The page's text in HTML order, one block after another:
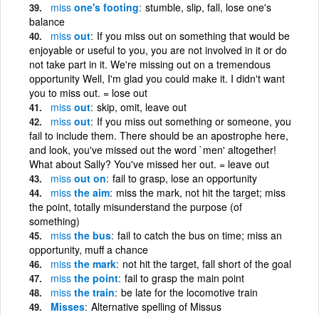
miss one's footing stumble, slip, fall, lose one's
balance
miss out If you miss out on something that would be
enjoyable or useful to you, you are not involved in it or do
not take part in it. We're missing out on a tremendous
opportunity Well, I'm glad you could make it. I didn't want
you to miss out. = lose out
miss out skip, omit, leave out
miss out If you miss out something or someone, you
fail to include them. There should be an apostrophe here,
and look, you've missed out the word `men' altogether!
What about Sally? You've missed her out. = leave out
miss out on fail to grasp, lose an opportunity
miss the aim miss the mark, not hit the target; miss
the point, totally misunderstand the purpose (of
something)
miss the bus fail to catch the bus on time; miss an
opportunity, muff a chance
miss the mark not hit the target, fall short of the goal
miss the point fail to grasp the main point
miss the train be late for the locomotive train
Misses Alternative spelling of Missus